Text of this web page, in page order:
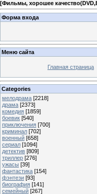
[Фильмы, хорошее
Форма входа
Меню сайта
Главная страница
Categories
мелодрама [2218]
драма [2373]
комедия [1859]
боевик [540]
приключения [700]
криминал [702]
военный [658]
сериал [1094]
детектив [809]
триллер [276]
ужасы [39]
фантастика [154]
фэнтези [93]
биография [141]
семейный [267]